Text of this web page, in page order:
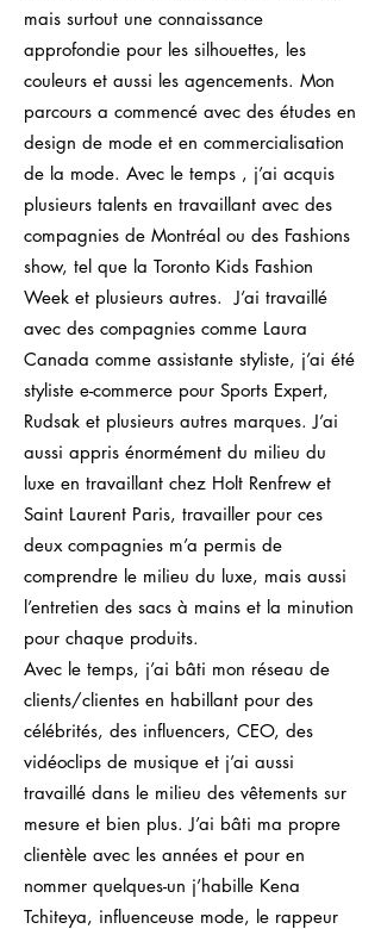
mais surtout une connaissance
approfondie pour les silhouettes, les
couleurs et aussi les agencements. Mon
parcours a commencé avec des études en
design de mode et en commercialisation
de la mode. Avec le temps , j’ai acquis
plusieurs talents en travaillant avec des
compagnies de Montréal ou des Fashions
show, tel que la Toronto Kids Fashion
Week et plusieurs autres. J’ai travaillé
avec des compagnies comme Laura
Canada comme assistante styliste, j’ai été
styliste e-commerce pour Sports Expert,
Rudsak et plusieurs autres marques. J’ai
aussi appris énormément du milieu du
luxe en travaillant chez Holt Renfrew et
Saint Laurent Paris, travailler pour ces
deux compagnies m’a permis de
comprendre le milieu du luxe, mais aussi
l’entretien des sacs à mains et la minution
pour chaque produits.
Avec le temps, j’ai bâti mon réseau de
clients/clientes en habillant pour des
célébrités, des influencers, CEO, des
vidéoclips de musique et j’ai aussi
travaillé dans le milieu des vêtements sur
mesure et bien plus. J’ai bâti ma propre
clientèle avec les années et pour en
nommer quelques-un j’habille Kena
Tchiteya, influenceuse mode, le rappeur